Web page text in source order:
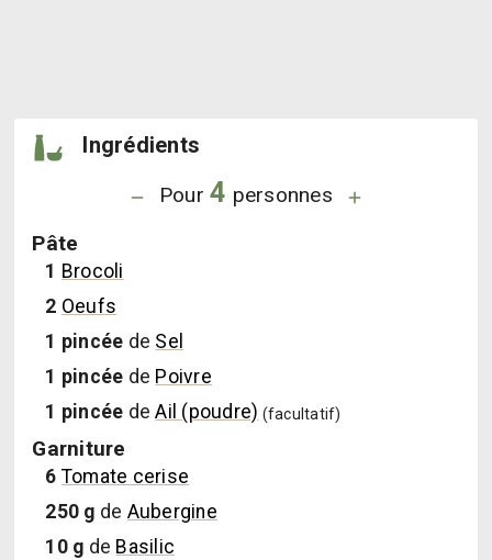
Ingrédients
Pour4 personnes
Pâte
1 Brocoli
2 Oeufs
1 pincée de Sel
1 pincée de Poivre
1 pincée de Ail (poudre) (facultatif)
Garniture
6 Tomate cerise
250 g de Aubergine
10g de Basilic